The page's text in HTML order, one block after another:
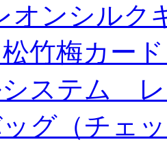
オンシル
竹梅カー
システム
グ（チェ